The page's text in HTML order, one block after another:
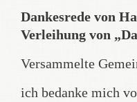
Dankesrede von
Verleihung von
Versammelte
ich bedanke mich